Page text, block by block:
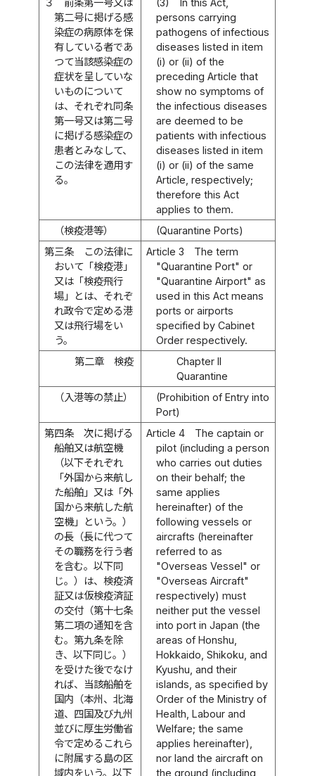
３
前条第一号又は
第二号に掲げる感
染症の病原体を保
有している者であ
つて当該感染症の
症状を呈していな
いものについて
は、それぞれ同条
第一号又は第二号
に掲げる感染症の
患者とみなして、
この法律を適用す
る。
(3)
In this Act,
persons carrying
pathogens of infectious
diseases listed in item
(i) or (ii) of the
preceding Article that
show no symptoms of
the infectious diseases
are deemed to be
patients with infectious
diseases listed in item
(i) or (ii) of the same
Article, respectively;
therefore this Act
applies to them.
（検疫港等）
(Quarantine Ports)
第三条
この法律に
おいて「検疫港」
又は「検疫飛行
場」とは、それぞ
れ政令で定める港
又は飛行場をい
う。
Article 3
The term
"Quarantine Port" or
"Quarantine Airport" as
used in this Act means
ports or airports
specified by Cabinet
Order respectively.
第二章 検疫
Chapter II
Quarantine
（入港等の禁止）
(Prohibition of Entry into
Port)
第四条
次に掲げる
船舶又は航空機
（以下それぞれ
「外国から来航し
た船舶」又は「外
国から来航した航
空機」という。）
の長（長に代つて
その職務を行う者
を含む。以下同
じ。）は、検疫済
証又は仮検疫済証
の交付（第十七条
第二項の通知を含
む。第九条を除
き、以下同じ。）
を受けた後でなけ
れば、当該船舶を
国内（本州、北海
道、四国及び九州
並びに厚生労働省
令で定めるこれら
に附属する島の区
域内をいう。以下
Article 4
The captain or
pilot (including a person
who carries out duties
on their behalf; the
same applies
hereinafter) of the
following vessels or
aircrafts (hereinafter
referred to as
"Overseas Vessel" or
"Overseas Aircraft"
respectively) must
neither put the vessel
into port in Japan (the
areas of Honshu,
Hokkaido, Shikoku, and
Kyushu, and their
islands, as specified by
Order of the Ministry of
Health, Labour and
Welfare; the same
applies hereinafter),
nor land the aircraft on
the ground (including